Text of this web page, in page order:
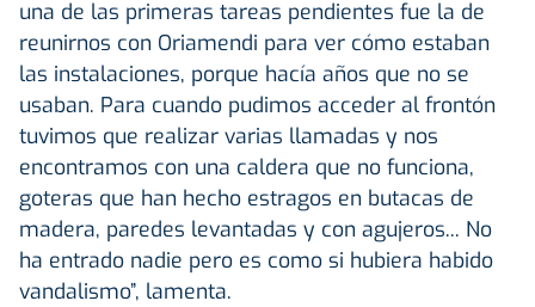
una de las primeras tareas pendientes fue la de
reunirnos con Oriamendi para ver cómo estaban
las instalaciones, porque hacía años que no se
usaban. Para cuando pudimos acceder al frontón
tuvimos que realizar varias llamadas y nos
encontramos con una caldera que no funciona,
goteras que han hecho estragos en butacas de
madera, paredes levantadas y con agujeros... No
ha entrado nadie pero es como si hubiera habido
vandalismo”, lamenta.